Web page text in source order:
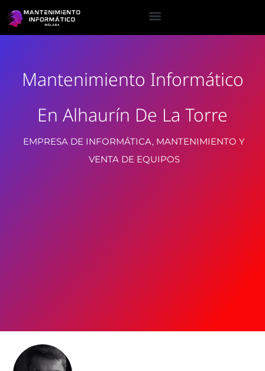
Mantenimiento Informático
En Alhaurín De La Torre
EMPRESA DE INFORMÁTICA, MANTENIMIENTO Y
VENTA DE EQUIPOS